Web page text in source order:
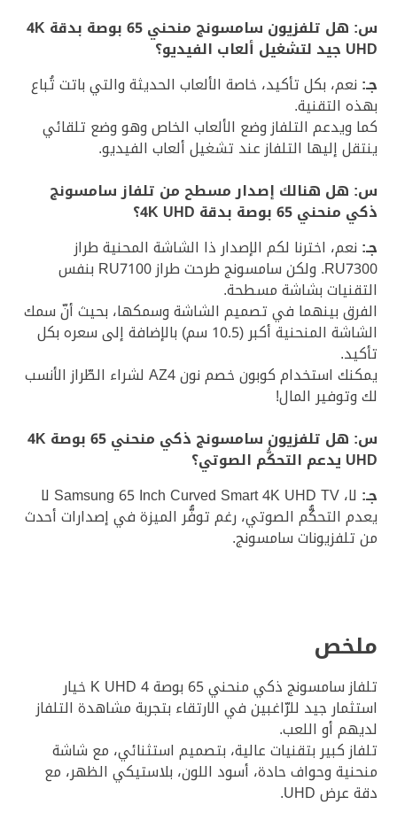
س: هل تلفزيون سامسونج منحني 65 بوصة بدقة 4K
UHD جيد لتشغيل ألعاب الفيديو؟
جـ: نعم، بكل تأكيد، خاصة الألعاب الحديثة والتي باتت تُباع
بهذه التقنية.
كما ويدعم التلفاز وضع الألعاب الخاص وهو وضع تلقائي
ينتقل إليها التلفاز عند تشغيل ألعاب الفيديو.
س: هل هنالك إصدار مسطح من تلفاز سامسونج
ذكي منحني 65 بوصة بدقة 4K UHD؟
جـ: نعم، اخترنا لكم الإصدار ذا الشاشة المحنية طراز
RU7300. ولكن سامسونج طرحت طراز RU7100 بنفس
التقنيات بشاشة مسطحة.
الفرق بينهما في تصميم الشاشة وسمكها، بحيث أنّ سمك
الشاشة المنحنية أكبر (10.5 سم) بالإضافة إلى سعره بكل
تأكيد.
يمكنك استخدام كوبون خصم نون AZ4 لشراء الطّراز الأنسب
لك وتوفير المال!
س: هل تلفزيون سامسونج ذكي منحني 65 بوصة 4K
UHD يدعم التحكُّم الصوتي؟
جـ:
لا، Samsung 65 Inch Curved Smart 4K UHD TV لا
يعدم التحكُّم الصوتي، رغم توفُّر الميزة في إصدارات أحدث
من تلفزيونات سامسونج.
ملخص
تلفاز سامسونج ذكي منحني 65 بوصة 4 K UHD خيار
استثمار جيد للرّاغبين في الارتقاء بتجربة مشاهدة التلفاز
لديهم أو اللعب.
تلفاز كبير بتقنيات عالية، بتصميم استثنائي، مع شاشة
منحنية وحواف حادة، أسود اللون، بلاستيكي الظهر، مع
دقة عرض UHD.